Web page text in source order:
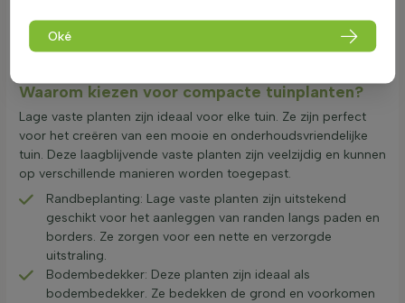
voor de voorgrond van borders, langs paden of op balkons
en terrassen, en zorgen voor een levendige en duurzame
Waarom kiezen voor compacte tuinplanten?
Lage vaste planten zijn ideaal voor elke tuin. Ze zijn perfect
voor het creëren van een mooie en onderhoudsvriendelijke
tuin. Deze laagblijvende vaste planten zijn veelzijdig en kunnen
op verschillende manieren worden toegepast.
Randbeplanting: Lage vaste planten zijn uitstekend
geschikt voor het aanleggen van randen langs paden en
borders. Ze zorgen voor een nette en verzorgde
uitstraling.
Bodembedekker: Deze planten zijn ideaal als
bodembedekker. Ze bedekken de grond en voorkomen
Oké